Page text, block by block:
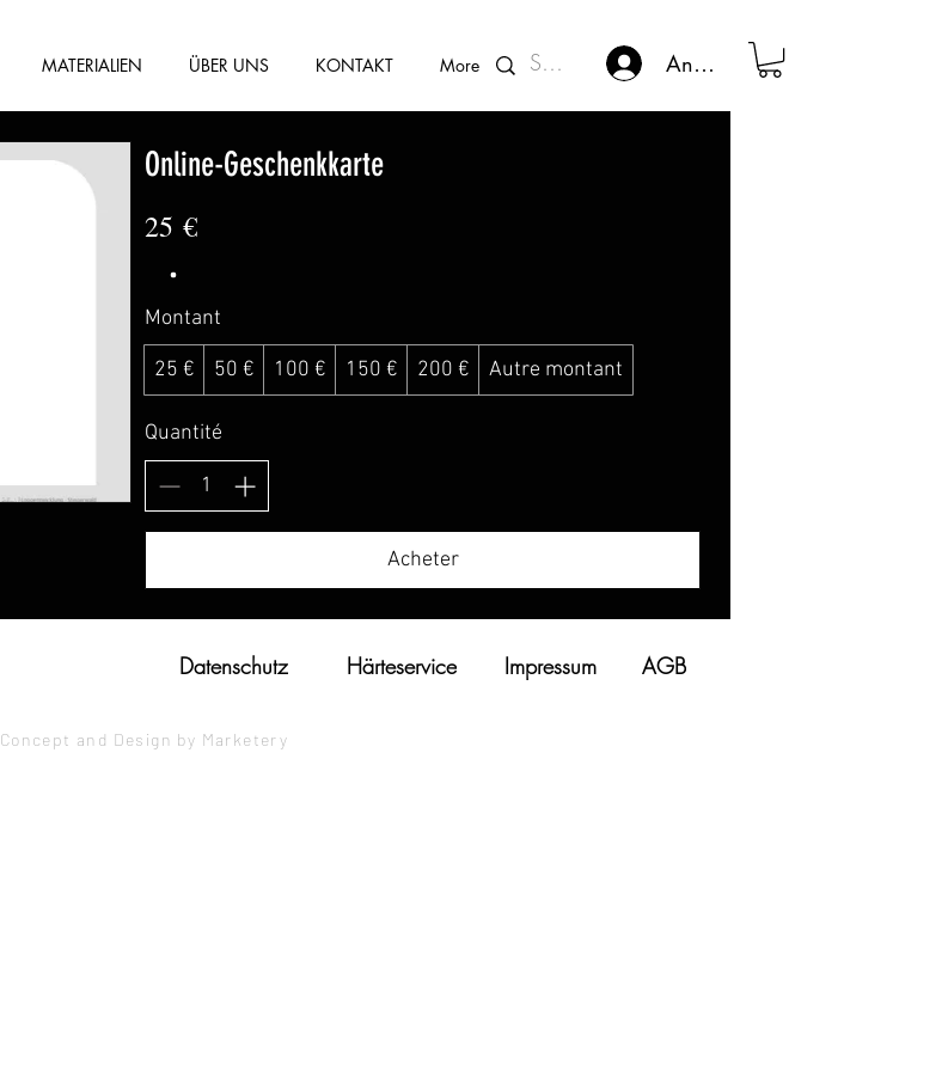
MATERIALIEN ÜBER UNS KONTAKT More Kunden - Login
Anmelden
Online-Geschenkkarte
25 €
Montant
25 € 50 € 100 € 150 € 200 € Autre montant
Quantité
Acheter
Datenschutz Härteservice Impressum AGB
Concept and Design by Marketery